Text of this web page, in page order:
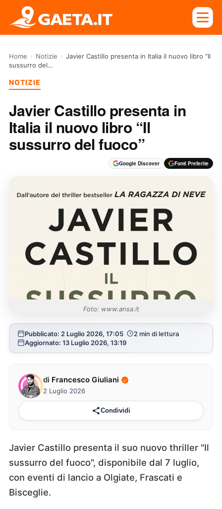
Home › Notizie › Javier Castillo presenta in Italia il nuovo libro “Il
sussurro del…
NOTIZIE
Javier Castillo presenta in
Italia il nuovo libro “Il
sussurro del fuoco”
Google Discover Fonti Preferite
Foto: www.ansa.it
Pubblicato: 2 Luglio 2026, 17:05
2 min di lettura
Aggiornato: 13 Luglio 2026, 13:19
di Francesco Giuliani
2 Luglio 2026
Condividi
Javier Castillo presenta il suo nuovo thriller "Il
sussurro del fuoco", disponibile dal 7 luglio,
con eventi di lancio a Olgiate, Frascati e
Bisceglie.